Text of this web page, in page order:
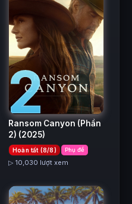
2
Ransom Canyon (Phần
2) (2025)
Hoàn tất (8/8) Phụ đề
▷ 10,030 lượt xem